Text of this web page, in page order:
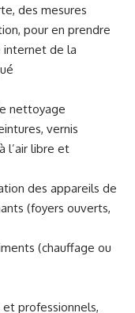
des mesures
pour en prendre
internet de la
nettoyage
vernis
l’air libre et
des appareils de
(foyers ouverts,
(chauffage ou
professionnels,